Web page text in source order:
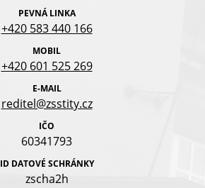
PEVNÁ LINKA
+420 583 440 166
MOBIL
+420 601 525 269
E-MAIL
reditel@zsstity.cz
IČO
60341793
ID DATOVÉ SCHRÁNKY
zscha2h